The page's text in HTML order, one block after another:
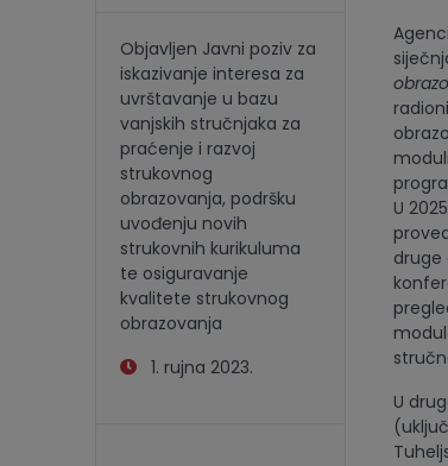
Objavljen Javni poziv za
iskazivanje interesa za
uvrštavanje u bazu
vanjskih stručnjaka za
praćenje i razvoj
strukovnog
obrazovanja, podršku
uvođenju novih
strukovnih kurikuluma
te osiguravanje
kvalitete strukovnog
obrazovanja
1. rujna 2023.
U
druge
U